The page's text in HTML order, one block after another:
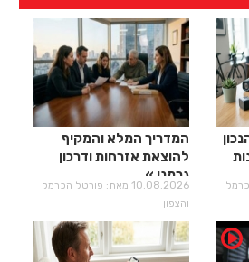
המדריך המלא והמקיף
להוצאת אזרחות ודרכון
גרמני
10.08.2026 מאת: פורטל הכרמל
והצפון